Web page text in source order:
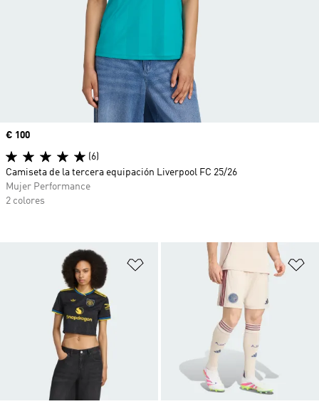
Añadir a la lista de deseos
Precio
€ 100
(6)
Camiseta de la tercera equipación Liverpool FC 25/26
Mujer Performance
2 colores